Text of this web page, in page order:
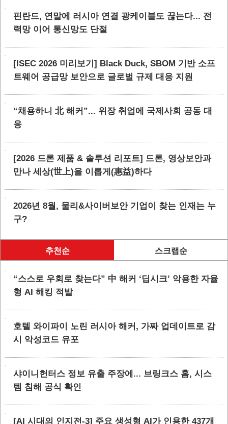
핀란드, 연말에 러시아 연결 광케이블도 끊는다... 전
력망 이어 통신망도 단절
[ISEC 2026 미리보기] Black Duck, SBOM 기반 소프
트웨어 공급망 보안으로 글로벌 규제 대응 지원
“채용하니 北 해커”... 위장 취업에 국제사회 공동 대
응
[2026 드론 제품 & 솔루션 리포트] 드론, 영상보안과
만나 세상(世上)을 이롭게(惠益)하다
2026년 8월, 물리&사이버보안 기업이 찾는 인재는 누
구?
추천순 스크랩순
“스스로 우회로 찾는다” 中 해커 ‘딥시크’ 악용한 자율
형 AI 해킹 적발
호텔 와이파이 노린 러시아 해커, 가짜 업데이트로 감
시 악성코드 유포
샤이니헌터스 정보 유출 주장에... 브링크스 홈, 시스
템 침해 공식 확인
[AI 시대의 인지전-3] 주요 생성형 AI가 인용한 437개